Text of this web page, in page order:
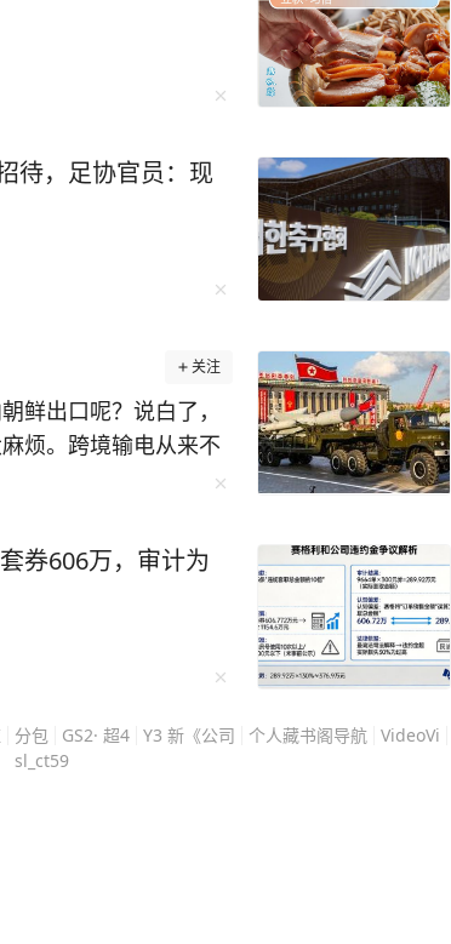
”记笔记，用“三个一”精读法快速理解阅读，
造，28岁荣登福布斯精英榜，哈佛校长称他
：“院长，谢谢你的赏识，但我来耶鲁是为了
结在《学习高手》中，这本书还获得央视点
忆的秘诀，再到调整心态的良方，他都一一
记忆法，缩略词记忆法等，并给出了具体的
级的巧劲学习用书。 曾经李柘远的
万送孩子去
效果好！（免责：本文不代表台海网观点）
正成为服务企业和群
周迹
待，足协官员：现
关注
鲜出口呢？说白了，
烦。跨境输电从来不
西，看不见摸不着，
一直没有向朝鲜送电,
发展快，用电缺口不
跨境线路向越南卖
比越南还严重，平壤
一旦给朝鲜送电，就
券606万，审计为
分包 GS2· 超4 Y3 新《公司 个人藏书阁导航
VideoVi
sl_ct59